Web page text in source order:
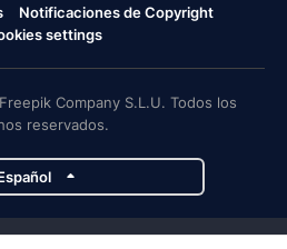
Notificaciones de Copyright
settings
Company S.L.U. Todos los
reservados.